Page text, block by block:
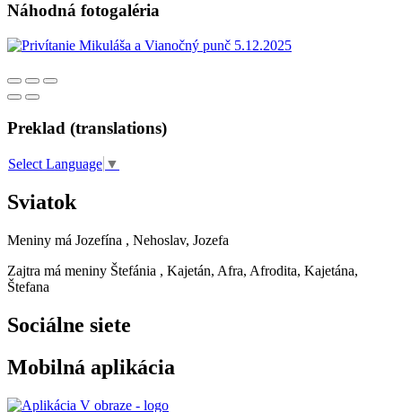
Náhodná fotogaléria
Preklad (translations)
Select Language ▼
Sviatok
Meniny má Jozefína , Nehoslav, Jozefa
Zajtra má meniny Štefánia , Kajetán, Afra, Afrodita, Kajetána,
Štefana
Sociálne siete
Mobilná aplikácia